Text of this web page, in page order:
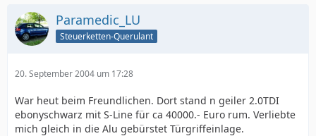
Paramedic_LU
Steuerketten-Querulant
20. September 2004 um 17:28
War heut beim Freundlichen. Dort stand n geiler 2.0TDI
ebonyschwarz mit S-Line für ca 40000.- Euro rum. Verliebte
mich gleich in die Alu gebürstet Türgriffeinlage.